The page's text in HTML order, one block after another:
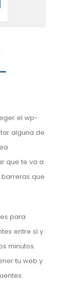
el wp-
alguna de
que te va a
que
para
entre sí y
minutos.
tu web y